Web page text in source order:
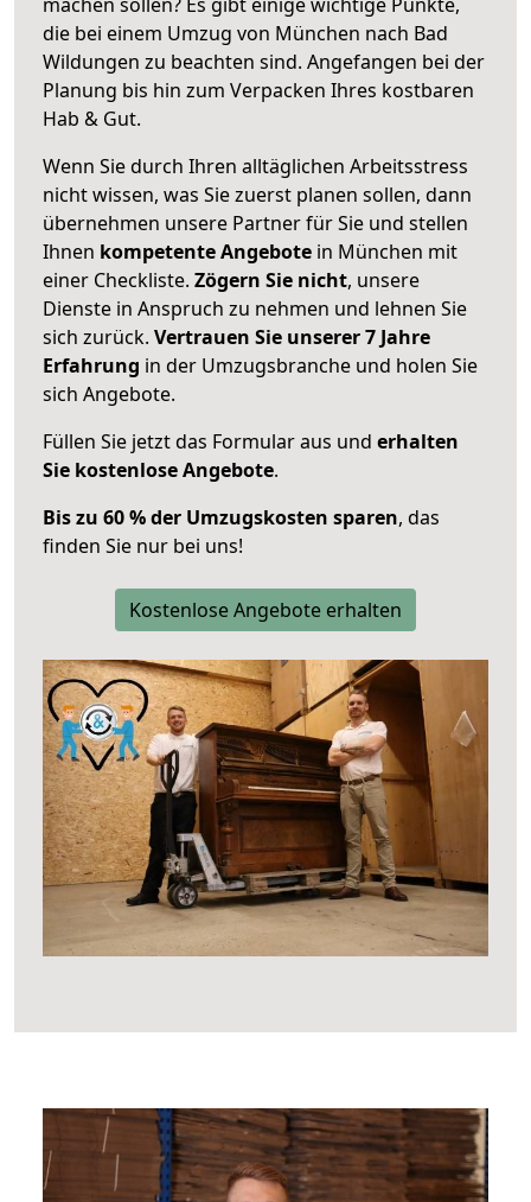
die bei einem Umzug von München nach Bad
Wildungen zu beachten sind. Angefangen bei der
Planung bis hin zum Verpacken Ihres kostbaren
Hab & Gut.
Wenn Sie durch Ihren alltäglichen Arbeitsstress
nicht wissen, was Sie zuerst planen sollen, dann
übernehmen unsere Partner für Sie und stellen
Ihnen kompetente Angebote in München mit
einer Checkliste. Zögern Sie nicht, unsere
Dienste in Anspruch zu nehmen und lehnen Sie
sich zurück. Vertrauen Sie unserer 7 Jahre
Erfahrung in der Umzugsbranche und holen Sie
sich Angebote.
Füllen Sie jetzt das Formular aus und erhalten
Sie kostenlose Angebote.
Bis zu 60 % der Umzugskosten sparen, das
finden Sie nur bei uns!
Kostenlose Angebote erhalten